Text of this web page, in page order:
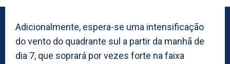
Adicionalmente, espera-se uma intensificação
do vento do quadrante sul a partir da manhã de
dia 7, que soprará por vezes forte na faixa